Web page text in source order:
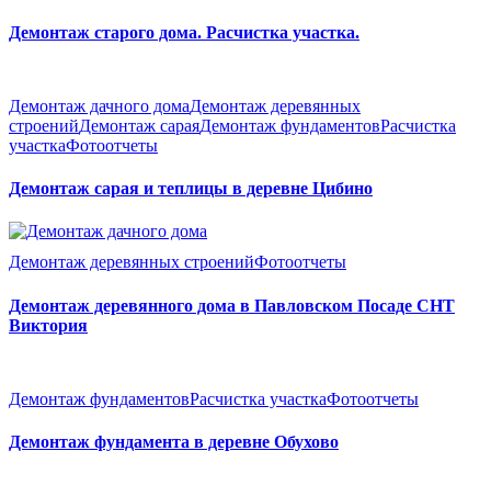
Демонтаж старого дома. Расчистка участка.
Демонтаж дачного домаДемонтаж деревянных
строенийДемонтаж сараяДемонтаж фундаментовРасчистка
участкаФотоотчеты
Демонтаж сарая и теплицы в деревне Цибино
Демонтаж деревянных строенийФотоотчеты
Демонтаж деревянного дома в Павловском Посаде СНТ
Виктория
Демонтаж фундаментовРасчистка участкаФотоотчеты
Демонтаж фундамента в деревне Обухово